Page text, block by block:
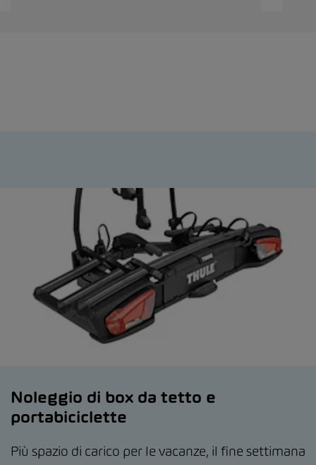
Noleggio di box da tetto e
portabiciclette
Più spazio di carico per le vacanze, il fine settimana